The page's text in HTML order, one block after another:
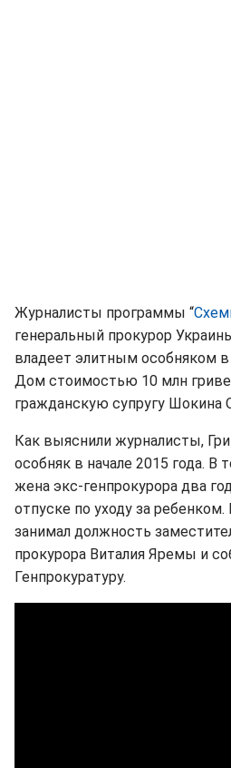
Журналисты программы “
генеральный прокурор
владеет элитным особняком
Дом стоимостью 10 млн
гражданскую супругу Шокина
Как выяснили журналисты,
особняк в начале 2015 года. В
жена экс-генпрокурора два
отпуске по уходу за
занимал должность
прокурора Виталия Яремы и
Генпрокуратуру.